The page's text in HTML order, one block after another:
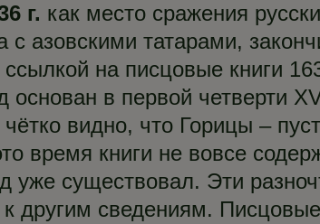
г. как место сражения
азовскими татарами,
на писцовые книги
в первой четверти
видно, что Горицы –
время книги не вовсе
уже существовал. Эти
другим сведениям.